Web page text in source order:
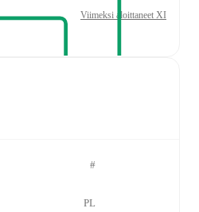
Viimeksi aloittaneet XI
#
PL